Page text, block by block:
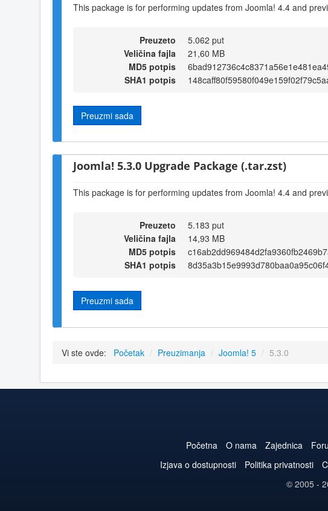
This package is for performing updates from Joomla! 4.4 and
Preuzeto
5.062 put
Veličina fajla
21,60 MB
MD5 potpis
SHA1 potpis
Preuzmi sada
Joomla! 5.3.0 Upgrade Package (.tar.zst)
This package is for performing updates from Joomla! 4.4 and
Preuzeto
5.183 put
Veličina fajla
14,93 MB
MD5 potpis
SHA1 potpis
Preuzmi sada
Vi ste ovde: Početak / Preuzimanja / Joomla! 5 / 5.3.0
Početna O nama Zajednica
Izjava o dostupnosti
Politika privatnosti
© 2005 -